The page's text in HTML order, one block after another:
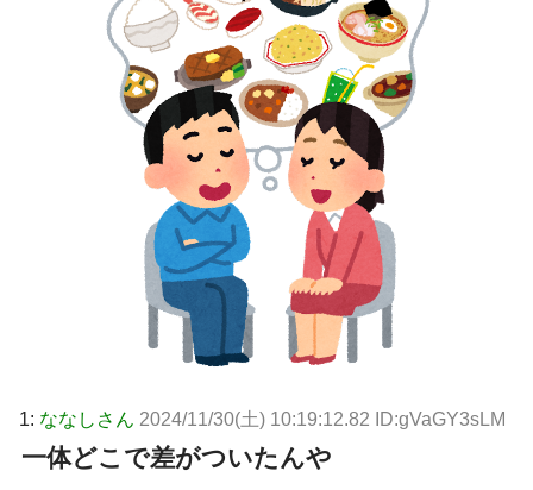
1: ななしさん 2024/11/30(土) 10:19:12.82 ID:gVaGY3sLM
一体どこで差がついたんや